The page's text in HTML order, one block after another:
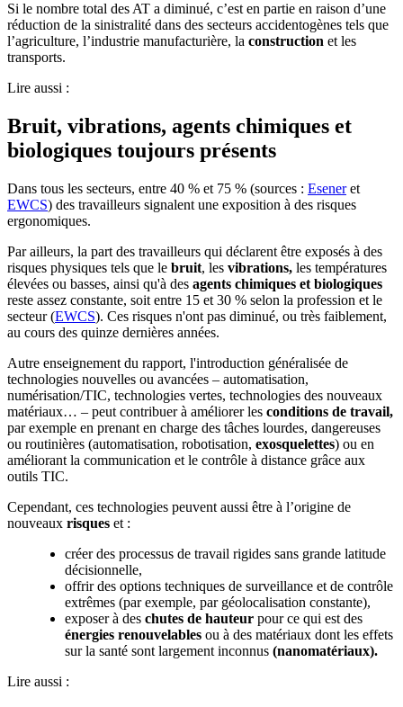
Si le nombre total des AT a diminué, c’est en partie en raison d’une
réduction de la sinistralité dans des secteurs accidentogènes tels que
l’agriculture, l’industrie manufacturière, la construction et les
transports.
Lire aussi :
Bruit, vibrations, agents chimiques et
biologiques toujours présents
Dans tous les secteurs, entre 40 % et 75 % (sources : Eseneret
EWCS) des travailleurs signalent une exposition à des risques
ergonomiques.
Par ailleurs, la part des travailleurs qui déclarent être exposés à des
risques physiques tels que le bruit, les vibrations, les températures
élevées ou basses, ainsi qu'à des agents chimiques et biologiques
reste assez constante, soit entre 15 et 30 % selon la profession et le
secteur (EWCS). Ces risques n'ont pas diminué, ou très faiblement,
au cours des quinze dernières années.
Autre enseignement du rapport, l'introduction généralisée de
technologies nouvelles ou avancées – automatisation,
numérisation/TIC, technologies vertes, technologies des nouveaux
matériaux… – peut contribuer à améliorer les conditions de travail,
par exemple en prenant en charge des tâches lourdes, dangereuses
ou routinières (automatisation, robotisation, exosquelettes) ou en
améliorant la communication et le contrôle à distance grâce aux
outils TIC.
Cependant, ces technologies peuvent aussi être à l’origine de
nouveaux risques et :
créer des processus de travail rigides sans grande latitude
décisionnelle,
offrir des options techniques de surveillance et de contrôle
extrêmes (par exemple, par géolocalisation constante),
exposer à des chutes de hauteur pour ce qui est des
énergies renouvelables ou à des matériaux dont les effets
sur la santé sont largement inconnus (nanomatériaux).
Lire aussi :